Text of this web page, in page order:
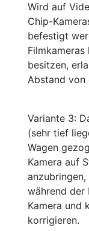
Wird auf
Chip-
befestigt
besitzen,
Abstand von
Variante 3:
(sehr tief
Wagen
Kamera auf
während der
Kamera und
korrigieren.